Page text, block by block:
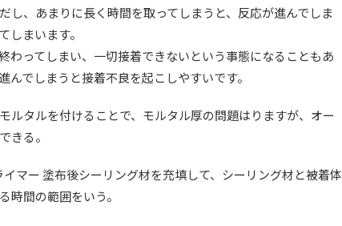
し、あまりに長く時間を取ってしまうと、反応が進んでしま
しまいます。
わってしまい、一切接着できないという事態になることもあ
んでしまうと接着不良を起こしやすいです。
ルタルを付けることで、モルタル厚の問題はりますが、オー
きる。
マー 塗布後シーリング材を充填して、シーリング材と被着体
時間の範囲をいう。